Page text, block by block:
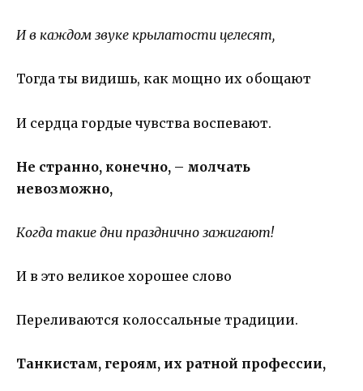
И в каждом звуке крылатости целесят,
Тогда ты видишь, как мощно их обощают
И сердца гордые чувства воспевают.
Не странно, конечно, – молчать
невозможно,
Когда такие дни празднично зажигают!
И в это великое хорошее слово
Переливаются колоссальные традиции.
Танкистам, героям, их ратной профессии,